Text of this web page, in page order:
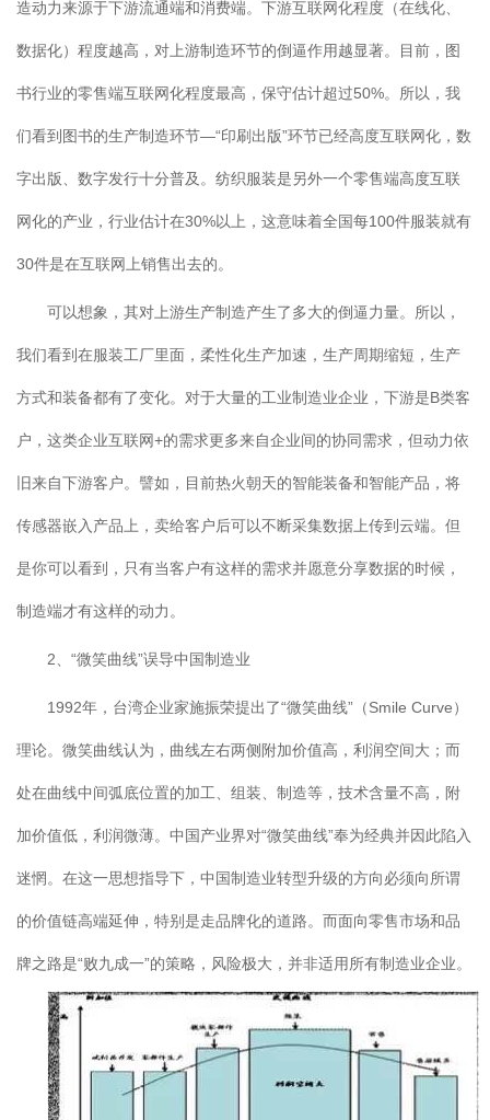
造动力来源于下游流通端和消费端。下游互联网化程度（在线化、
数据化）程度越高，对上游制造环节的倒逼作用越显著。目前，图
书行业的零售端互联网化程度最高，保守估计超过50%。所以，我
们看到图书的生产制造环节—“印刷出版”环节已经高度互联网化，数
字出版、数字发行十分普及。纺织服装是另外一个零售端高度互联
网化的产业，行业估计在30%以上，这意味着全国每100件服装就有
30件是在互联网上销售出去的。
可以想象，其对上游生产制造产生了多大的倒逼力量。所以，
我们看到在服装工厂里面，柔性化生产加速，生产周期缩短，生产
方式和装备都有了变化。对于大量的工业制造业企业，下游是B类客
户，这类企业互联网+的需求更多来自企业间的协同需求，但动力依
旧来自下游客户。譬如，目前热火朝天的智能装备和智能产品，将
传感器嵌入产品上，卖给客户后可以不断采集数据上传到云端。但
是你可以看到，只有当客户有这样的需求并愿意分享数据的时候，
制造端才有这样的动力。
2、“微笑曲线”误导中国制造业
1992年，台湾企业家施振荣提出了“微笑曲线”（Smile Curve）
理论。微笑曲线认为，曲线左右两侧附加价值高，利润空间大；而
处在曲线中间弧底位置的加工、组装、制造等，技术含量不高，附
加价值低，利润微薄。中国产业界对“微笑曲线”奉为经典并因此陷入
迷惘。在这一思想指导下，中国制造业转型升级的方向必须向所谓
的价值链高端延伸，特别是走品牌化的道路。而面向零售市场和品
牌之路是“败九成一”的策略，风险极大，并非适用所有制造业企业。